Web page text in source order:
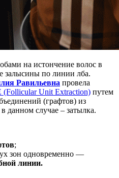
на истончение волос в
залысины по линии лба.
Равильевна провела
(Follicular Unit Extraction) путем
(графтов) из
данном случае – затылка.
;
зон одновременно —
линии.